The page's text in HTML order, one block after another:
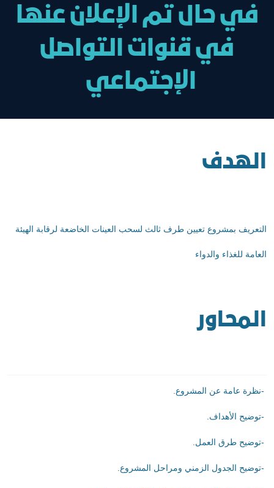
في حال تم الإعلان عنها
في قنوات التواصل
الإجتماعي
الهدف
التعريف بمشروع تعيين طرف ثالث لسحب العينات الخاضعة لرقابة الهيئة
العامة للغذاء والدواء
المحاور
-نظرة عامة عن المشروع.
-توضيح الأهداف.
-توضيح طرق العمل.
-توضيح الجدول الزمني ومراحل المشروع.